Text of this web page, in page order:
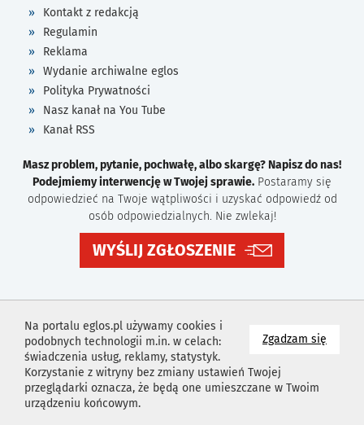
Zgadzam się
Na portalu eglos.pl używamy cookies i
podobnych technologii m.in. w celach:
świadczenia usług, reklamy, statystyk.
Korzystanie z witryny bez zmiany ustawień Twojej
przeglądarki oznacza, że będą one umieszczane w Twoim
urządzeniu końcowym.
Kontakt z redakcją
Regulamin
Reklama
Wydanie archiwalne eglos
Polityka Prywatności
Nasz kanał na You Tube
Kanał RSS
Masz problem, pytanie, pochwałę, albo skargę? Napisz do nas!
Podejmiemy interwencję w Twojej sprawie. Postaramy się
odpowiedzieć na Twoje wątpliwości i uzyskać odpowiedź od
osób odpowiedzialnych. Nie zwlekaj!
WYŚLIJ ZGŁOSZENIE
Projekt i wykonanie